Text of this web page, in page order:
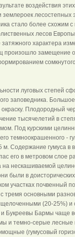
воздействия
лесостепных
стало более схожим
лесов
характера
произошло замещение
луговых степей
заповедника.
Плодородный
тысячелетий в
Под курскими
темноокрашенного -
м. Содержание гумуса в
его в метровом слое
на нескашиваемой
были в
участках почвенный
тремя основными
(20-25%) и
и Букреевы Бармы чаще
и темно-серые
(гумусовый